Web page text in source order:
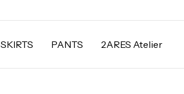
SKIRTS PANTS 2ARES Atelier